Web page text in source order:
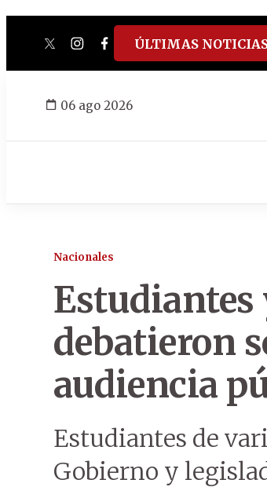
twitterinstagram
facebook
tiktokyoutube
spotify
ÚLTIMAS
06 ago 2026
Nacionales
Estudiantes
debatieron
audiencia
Estudiantes de
Gobierno y